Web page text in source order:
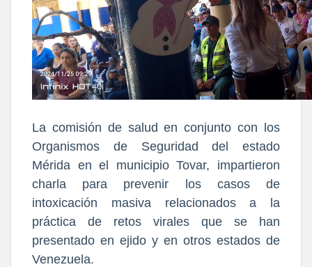
La comisión de salud en conjunto con los
Organismos de Seguridad del estado
Mérida en el municipio Tovar, impartieron
charla para prevenir los casos de
intoxicación masiva relacionados a la
práctica de retos virales que se han
presentado en ejido y en otros estados de
Venezuela.